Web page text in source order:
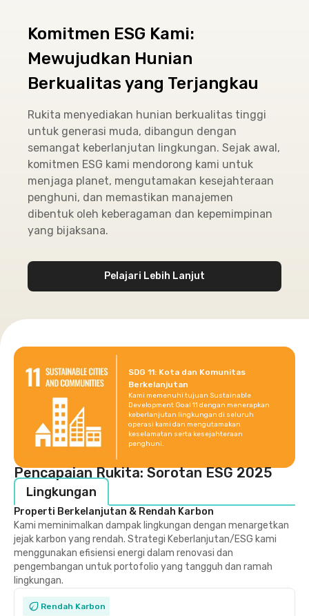
Komitmen ESG Kami:
Mewujudkan Hunian
Berkualitas yang Terjangkau
Rukita menyediakan hunian berkualitas tinggi
untuk generasi muda, dibangun dengan
semangat keberlanjutan lingkungan. Sejak awal,
komitmen ESG kami mendorong kami untuk
menjaga planet, mengutamakan kesejahteraan
penghuni, dan memastikan manajemen
dibentuk oleh keberagaman dan kepemimpinan
yang bijaksana.
Pelajari Lebih Lanjut
SDG 11: Kota dan Komunitas
Berkelanjutan
Kami memenuhi tujuan Sustainable
Development Goal 11 dengan menerapkan
keberlanjutan lingkungan di seluruh
operasi kami dan mengutamakan
keselamatan serta kesejahteraan
penghuni.
Pencapaian Rukita: Sorotan ESG 2025
Lingkungan
Properti Berkelanjutan & Rendah Karbon
Kami meminimalkan dampak lingkungan dengan menargetkan
jejak karbon yang rendah. Strategi Keberlanjutan/ESG kami
menggunakan efisiensi energi dalam renovasi dan
pengembangan untuk portofolio yang tangguh dan ramah
lingkungan.
Rendah Karbon